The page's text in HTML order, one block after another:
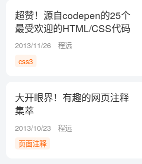
超赞！源自codepen的25个
最受欢迎的HTML/CSS代码
2013/11/26
程远
css3
大开眼界！有趣的网页注释
集萃
2013/10/23
程远
页面注释